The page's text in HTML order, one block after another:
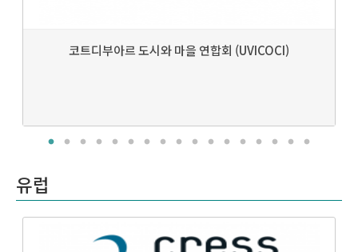
코트디부아르 도시와 마을 연합회 (UVICOCI)
유럽